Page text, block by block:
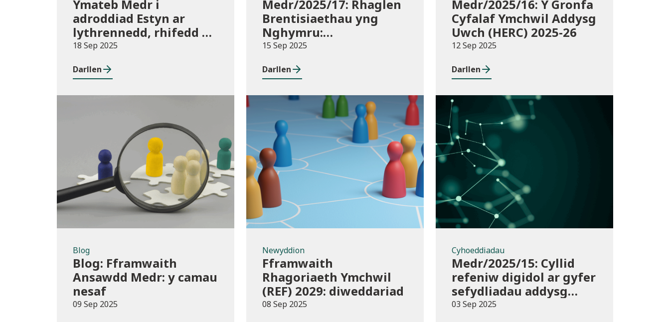
Ymateb Medr i
adroddiad Estyn ar
lythrennedd, rhifedd a
sgiliau digidol
18 Sep 2025
Darllen
Medr/2025/17: Rhaglen
Brentisiaethau yng
Nghymru:
Ymgynghoriad
15 Sep 2025
Darllen
Medr/2025/16: Y Gronfa
Cyfalaf Ymchwil Addysg
Uwch (HERC) 2025-26
12 Sep 2025
Darllen
Blog
Blog
Blog: Fframwaith
Ansawdd Medr: y camau
nesaf
09 Sep 2025
Newyddion
Newyddion
Fframwaith
Rhagoriaeth Ymchwil
(REF) 2029: diweddariad
08 Sep 2025
Cyhoeddiadau
Cyhoeddiadau
Medr/2025/15: Cyllid
refeniw digidol ar gyfer
sefydliadau addysg
uwch yn 2025/26
03 Sep 2025